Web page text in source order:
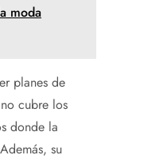
moda
planes de
cubre los
donde la
su